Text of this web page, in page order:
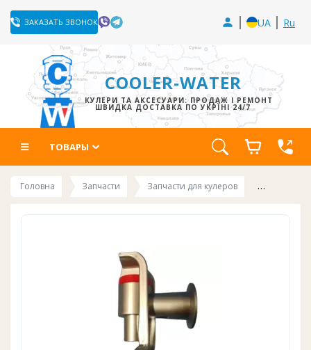
ЗАКАЗАТЬ ЗВОНОК UA Ru
COOLER-WATER
КУЛЕРИ ТА АКСЕСУАРИ: ПРОДАЖ І РЕМОНТ
ШВИДКА ДОСТАВКА ПО УКРЇНІ 24/7
ТОВАРЫ
Головна Запчасти Запчасти для кулеров